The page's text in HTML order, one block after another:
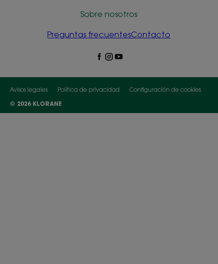
Sobre nosotros
Preguntas frecuentesContacto
Avisos legales Política de privacidad
Configuración de cookies
© 2026 KLORANE